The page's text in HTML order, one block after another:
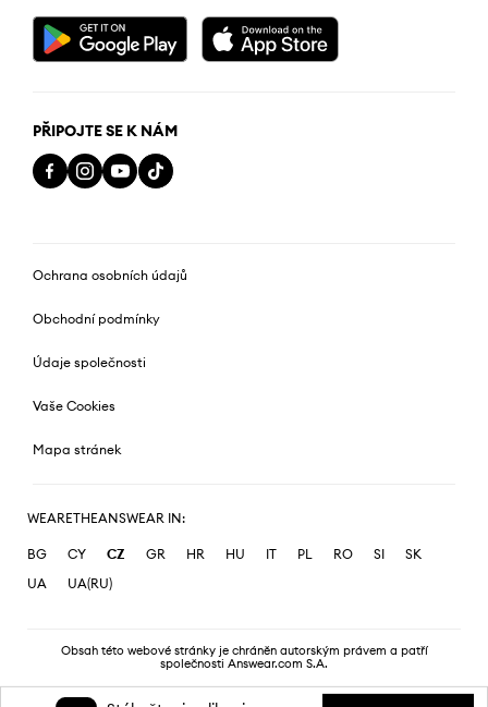
PŘIPOJTE SE K NÁM
Ochrana osobních údajů
Obchodní podmínky
Údaje společnosti
Vaše Cookies
Mapa stránek
WEARETHEANSWEAR IN:
BG CY CZ GR HR HU IT PL RO SI
SK
UA
UA(RU)
Obsah této webové stránky je chráněn autorským právem a patří
společnosti Answear.com S.A.